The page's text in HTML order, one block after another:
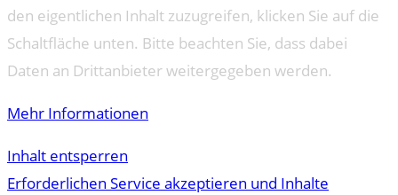
den eigentlichen Inhalt zuzugreifen, klicken Sie auf die
Schaltfläche unten. Bitte beachten Sie, dass dabei
Daten an Drittanbieter weitergegeben werden.
Mehr Informationen
Inhalt entsperren
Erforderlichen Service akzeptieren und Inhalte